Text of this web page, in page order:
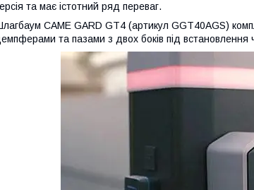
та має істотний ряд переваг.
CAME GARD GT4 (артикул GGT40AGS)
та пазами з двох боків під встановлення